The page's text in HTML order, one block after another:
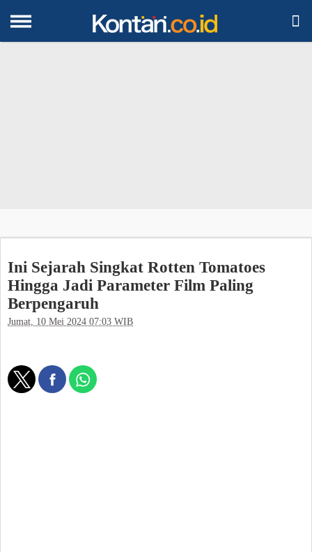

Ini Sejarah Singkat Rotten Tomatoes
Hingga Jadi Parameter Film Paling
Berpengaruh
Jumat, 10 Mei 2024 07:03 WIB